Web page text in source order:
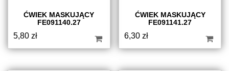
ĆWIEK MASKUJĄCY
FE091140.27
5,80 zł
ĆWIEK MASKUJĄCY
FE091141.27
6,30zł